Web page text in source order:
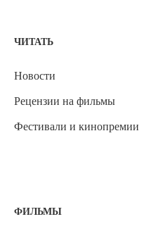
ЧИТАТЬ
Новости
Рецензии на фильмы
Фестивали и кинопремии
ФИЛЬМЫ